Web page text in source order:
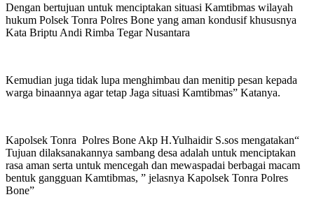
Dengan bertujuan untuk menciptakan situasi Kamtibmas wilayah
hukum Polsek Tonra Polres Bone yang aman kondusif khususnya
Kata Briptu Andi Rimba Tegar Nusantara
Kemudian juga tidak lupa menghimbau dan menitip pesan kepada
warga binaannya agar tetap Jaga situasi Kamtibmas” Katanya.
Kapolsek Tonra Polres Bone Akp H.Yulhaidir S.sos mengatakan“
Tujuan dilaksanakannya sambang desa adalah untuk menciptakan
rasa aman serta untuk mencegah dan mewaspadai berbagai macam
bentuk gangguan Kamtibmas, ” jelasnya Kapolsek Tonra Polres
Bone”